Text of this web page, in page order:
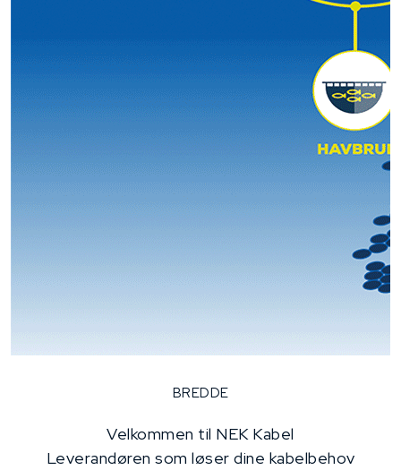
BREDDE
Velkommen til NEK Kabel
Leverandøren som løser dine kabelbehov